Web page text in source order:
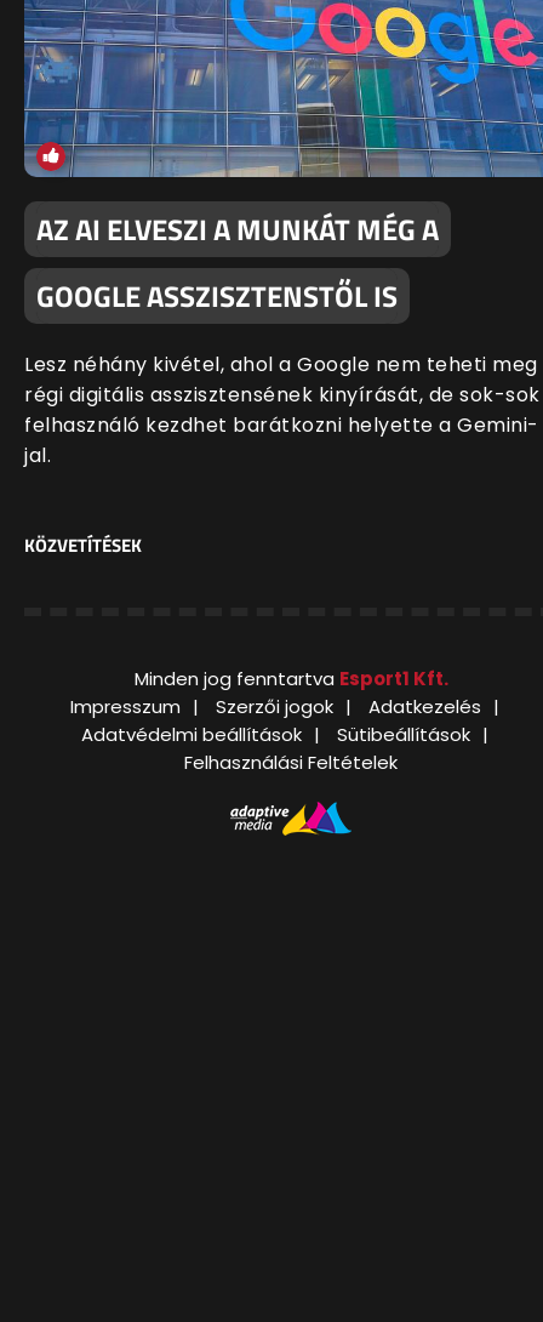
AZ AI ELVESZI A MUNKÁT MÉG A
GOOGLE ASSZISZTENSTŐL IS
Lesz néhány kivétel, ahol a Google nem teheti meg
régi digitális asszisztensének kinyírását, de sok-sok
felhasználó kezdhet barátkozni helyette a Gemini-
jal.
KÖZVETÍTÉSEK
Minden jog fenntartva Esport1 Kft.
Impresszum
Szerzői jogok
Adatkezelés
Adatvédelmi beállítások
Sütibeállítások
Felhasználási Feltételek